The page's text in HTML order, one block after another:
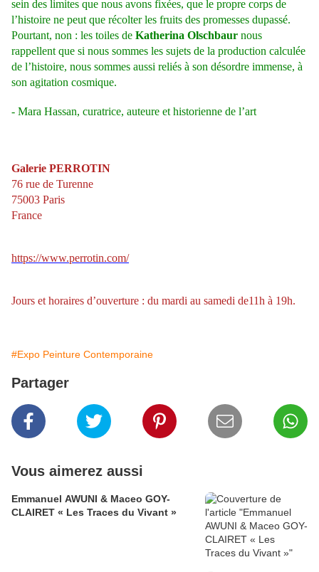
sein des limites que nous avons fixées, que le propre corps de
l’histoire ne peut que récolter les fruits des promesses dupassé.
Pourtant, non : les toiles de Katherina Olschbaur nous
rappellent que si nous sommes les sujets de la production calculée
de l’histoire, nous sommes aussi reliés à son désordre immense, à
son agitation cosmique.
- Mara Hassan, curatrice, auteure et historienne de l’art
Galerie PERROTIN
76 rue de Turenne
75003 Paris
France
https://www.perrotin.com/
Jours et horaires d’ouverture : du mardi au samedi de11h à 19h.
#Expo Peinture Contemporaine
Partager
Vous aimerez aussi
Emmanuel AWUNI & Maceo GOY-
CLAIRET « Les Traces du Vivant »